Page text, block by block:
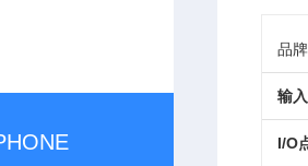
品
输
I/O